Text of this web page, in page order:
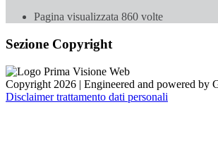
Pagina visualizzata 860 volte
Sezione Copyright
Copyright 2026 | Engineered and powered
Disclaimer trattamento dati personali